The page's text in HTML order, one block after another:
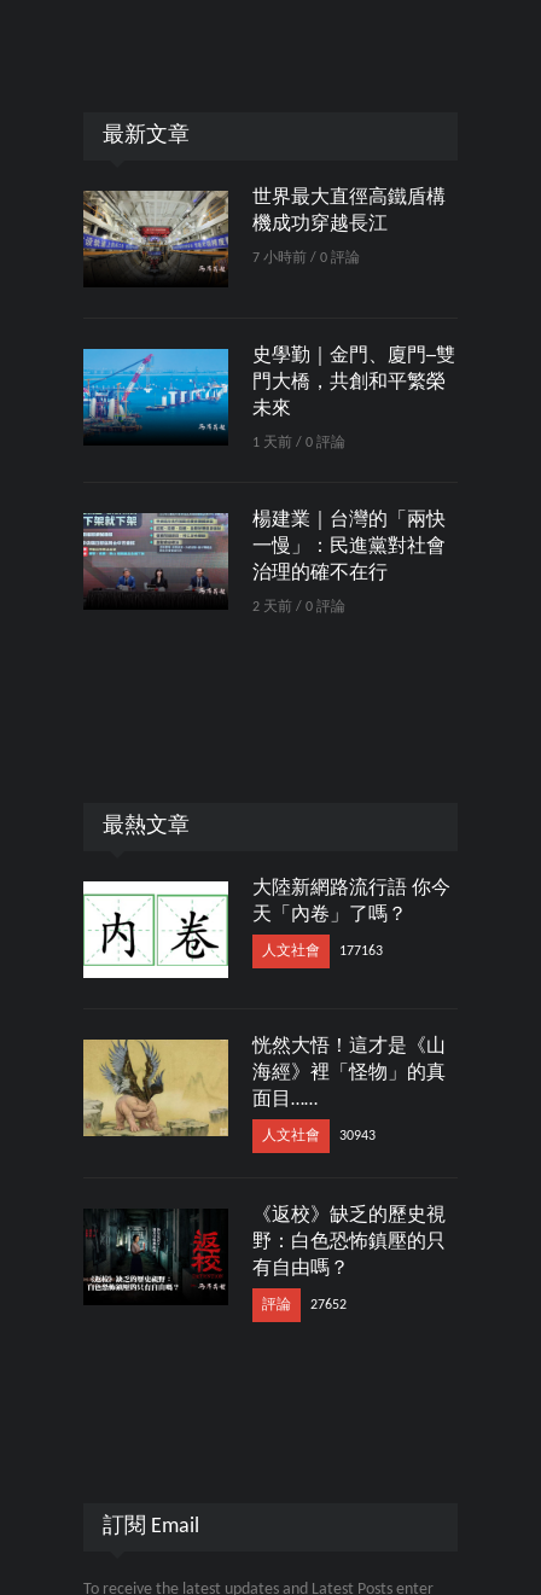
最新文章
世界最大直徑高鐵盾構
機成功穿越長江
7 小時前 / 0 評論
史學勤｜金門、廈門─雙
門大橋，共創和平繁榮
未來
1 天前 / 0 評論
楊建業｜台灣的「兩快
一慢」：民進黨對社會
治理的確不在行
2 天前 / 0 評論
最熱文章
大陸新網路流行語 你今
天「內卷」了嗎？
人文社會 177163
恍然大悟！這才是《山
海經》裡「怪物」的真
面目……
人文社會 30943
《返校》缺乏的歷史視
野：白色恐怖鎮壓的只
有自由嗎？
評論 27652
訂閱 Email
To receive the latest updates and Latest Posts enter